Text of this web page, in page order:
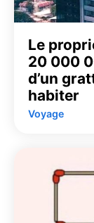
Le
20 000
d’un
habiter
Voyage